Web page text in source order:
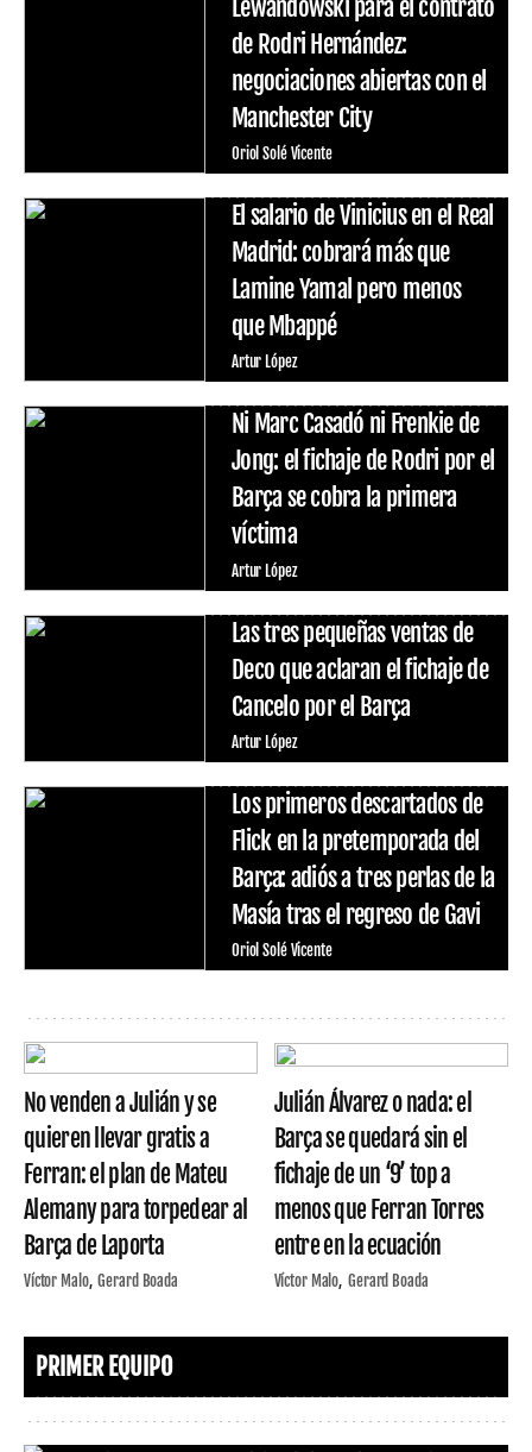
Lewandowski para el contrato
de Rodri Hernández:
negociaciones abiertas con el
Manchester City
Oriol Solé Vicente
El salario de Vinicius en el Real
Madrid: cobrará más que
Lamine Yamal pero menos
que Mbappé
Artur López
Ni Marc Casadó ni Frenkie de
Jong: el fichaje de Rodri por el
Barça se cobra la primera
víctima
Artur López
Las tres pequeñas ventas de
Deco que aclaran el fichaje de
Cancelo por el Barça
Artur López
Los primeros descartados de
Flick en la pretemporada del
Barça: adiós a tres perlas de la
Masía tras el regreso de Gavi
Oriol Solé Vicente
No venden a Julián y se
quieren llevar gratis a
Ferran: el plan de Mateu
Alemany para torpedear al
Barça de Laporta
Víctor Malo Gerard Boada
Julián Álvarez o nada: el
Barça se quedará sin el
fichaje de un ‘9’ top a
menos que Ferran Torres
entre en la ecuación
Víctor Malo Gerard Boada
PRIMER EQUIPO